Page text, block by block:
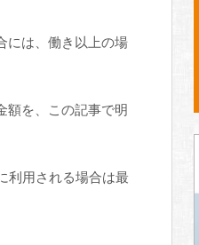
には、働き以上の場
額を、この記事で明
利用される場合は最